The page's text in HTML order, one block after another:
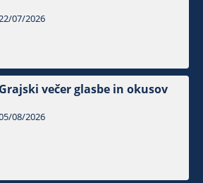
07/2026
Grajski večer glasbe in okusov
08/2026